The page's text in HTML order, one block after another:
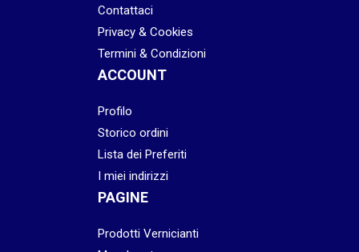
Contattaci
Privacy & Cookies
Termini & Condizioni
ACCOUNT
Profilo
Storico ordini
Lista dei Preferiti
I miei indirizzi
PAGINE
Prodotti Vernicianti